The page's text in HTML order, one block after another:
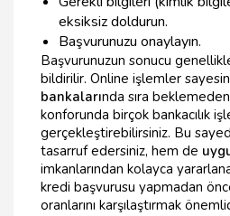
eksiksiz doldurun.
Başvurunuzu onaylayın.
Başvurunuzun sonucu
bildirilir. Online işlemler
bankalarında sıra
konforunda birçok bankacılık
gerçekleştirebilirsiniz. Bu
tasarruf edersiniz, hem de
imkanlarından kolayca
kredi başvurusu yapmadan
oranlarını karşılaştırmak